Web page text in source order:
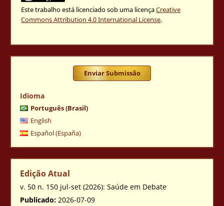
Este trabalho está licenciado sob uma licençaCreative
Commons Attribution 4.0 International License.
Enviar Submissão
Idioma
Português (Brasil)
English
Español (España)
Edição Atual
v. 50 n. 150 jul-set (2026): Saúde em Debate
Publicado: 2026-07-09